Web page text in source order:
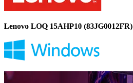
Lenovo LOQ 15AHP10 (83JG0012FR)